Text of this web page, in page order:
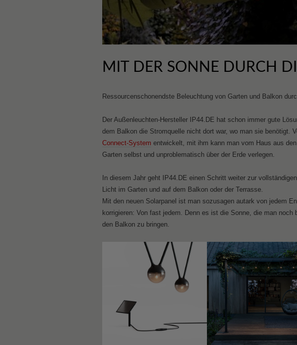
MIT DER SONNE DURCH
Ressourcenschonendste Beleuchtung von Garten und Balkon
Der Außenleuchten-Hersteller IP44.DE hat schon immer gute
dem Balkon die Stromquelle nicht dort war, wo man sie benötigt.
Connect-System entwickelt, mit ihm kann man vom Haus aus
Garten selbst und unproblematisch über der Erde verlegen.
In diesem Jahr geht IP44.DE einen Schritt weiter zur
Licht im Garten und auf dem Balkon oder der Terrasse.
Mit den neuen Solarpanel ist man sozusagen autark von jedem
korrigieren: Von fast jedem. Denn es ist die Sonne, die man
den Balkon zu bringen.